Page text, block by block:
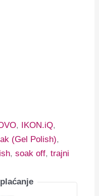
, IKON.iQ,
(Gel Polish),
,soak off,trajni